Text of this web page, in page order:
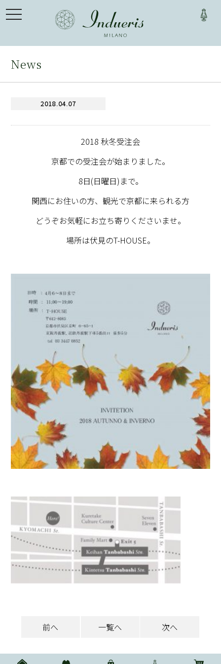
toggle
News
2018.04.07
2018 秋冬受注会
京都での受注会が始まりました。
8日(日曜日)まで。
関西にお住いの方、観光で京都に来られる方
どうぞお気軽にお立ち寄りくださいませ。
場所は伏見のT-HOUSE。
前へ 一覧へ 次へ